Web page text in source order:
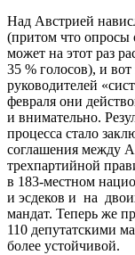
Над Австрией
(притом что
может на этот раз
35 % голосов), и вот
руководителей
февраля они
и внимательно.
процесса стало
соглашения
трехпартийной
в 183-местном
и эсдеков и на
мандат. Теперь же
110 депутатскими
более устойчивой.